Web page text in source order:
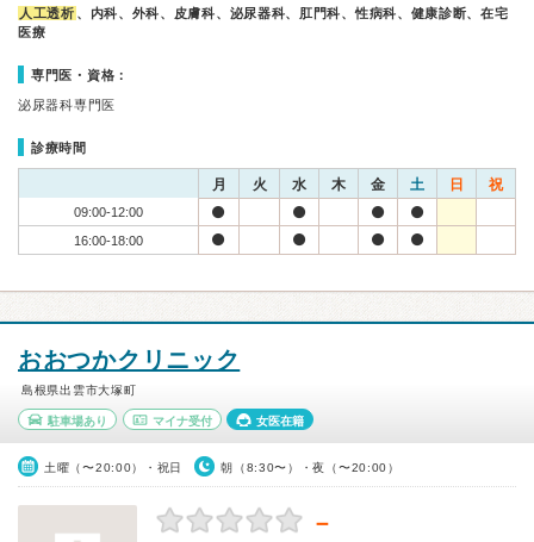
人工透析 、内科、外科、皮膚科、泌尿器科、肛門科、性病科、健康診断、在宅
医療
専門医・資格：
泌尿器科専門医
診療時間
月 火 水 木 金 土 日 祝
09:00-12:00
16:00-18:00
おおつかクリニック
島根県出雲市大塚町
駐車場あり マイナ受付 女医在籍
土曜（〜20:00）・祝日 朝（8:30〜）・夜（〜20:00）
－